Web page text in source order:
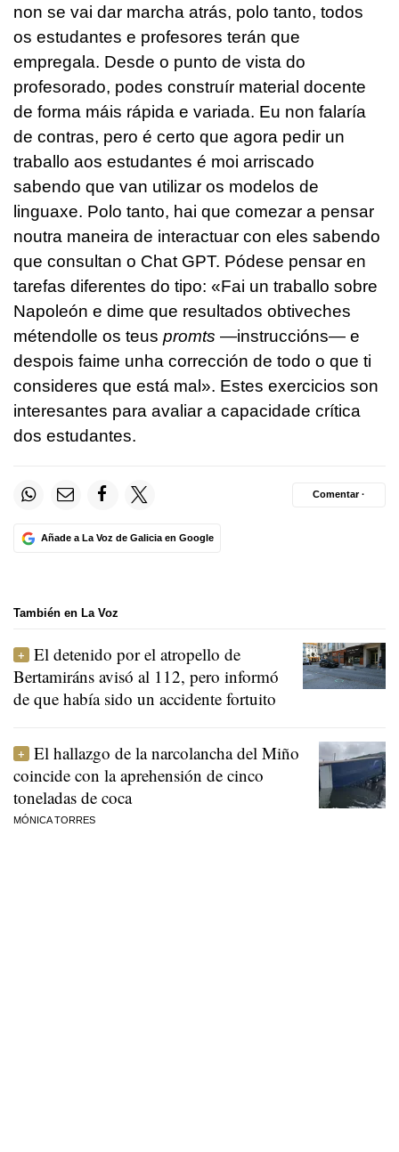
non se vai dar marcha atrás, polo tanto, todos
os estudantes e profesores terán que
empregala. Desde o punto de vista do
profesorado, podes construír material docente
de forma máis rápida e variada. Eu non falaría
de contras, pero é certo que agora pedir un
traballo aos estudantes é moi arriscado
sabendo que van utilizar os modelos de
linguaxe. Polo tanto, hai que comezar a pensar
noutra maneira de interactuar con eles sabendo
que consultan o Chat GPT. Pódese pensar en
tarefas diferentes do tipo: «Fai un traballo sobre
Napoleón e dime que resultados obtiveches
métendolle os teus promts —instruccións— e
despois faime unha corrección de todo o que ti
consideres que está mal». Estes exercicios son
interesantes para avaliar a capacidade crítica
dos estudantes.
Añade a La Voz de Galicia en Google
Comentar ·
También en La Voz
El detenido por el atropello de
Bertamiráns avisó al 112, pero informó
de que había sido un accidente fortuito
El hallazgo de la narcolancha del Miño
coincide con la aprehensión de cinco
toneladas de coca
MÓNICA TORRES